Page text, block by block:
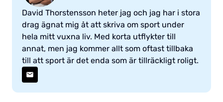
David Thorstensson heter jag och jag har i stora
drag ägnat mig åt att skriva om sport under
hela mitt vuxna liv. Med korta utflykter till
annat, men jag kommer allt som oftast tillbaka
till att sport är det enda som är tillräckligt roligt.